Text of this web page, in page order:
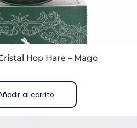
Hop Hare – Mago
al carrito